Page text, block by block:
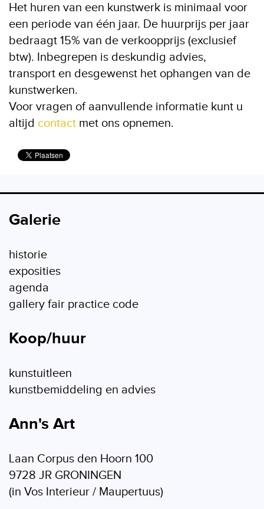
Het huren van een kunstwerk is minimaal voor
een periode van één jaar. De huurprijs per jaar
bedraagt 15% van de verkoopprijs (exclusief
btw). Inbegrepen is deskundig advies,
transport en desgewenst het ophangen van de
kunstwerken.
Voor vragen of aanvullende informatie kunt u
altijd contact met ons opnemen.
Galerie
historie
exposities
agenda
gallery fair practice code
Koop/huur
kunstuitleen
kunstbemiddeling en advies
Ann's Art
Laan Corpus den Hoorn 100
9728 JR GRONINGEN
(in Vos Interieur / Maupertuus)